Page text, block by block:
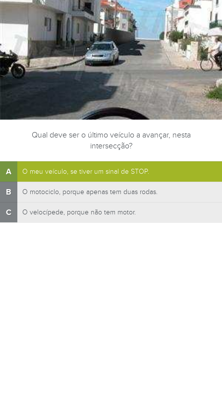
Qual deve ser o último veículo a avançar, nesta
intersecção?
A O meu veículo, se tiver um sinal de STOP.
B O motociclo, porque apenas tem duas rodas.
C O velocípede, porque não tem motor.